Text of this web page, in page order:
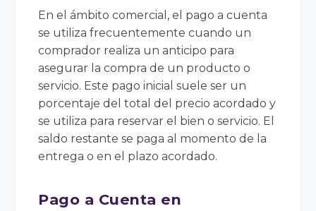
En el ámbito comercial, el pago a cuenta
se utiliza frecuentemente cuando un
comprador realiza un anticipo para
asegurar la compra de un producto o
servicio. Este pago inicial suele ser un
porcentaje del total del precio acordado y
se utiliza para reservar el bien o servicio. El
saldo restante se paga al momento de la
entrega o en el plazo acordado.
Pago a Cuenta en